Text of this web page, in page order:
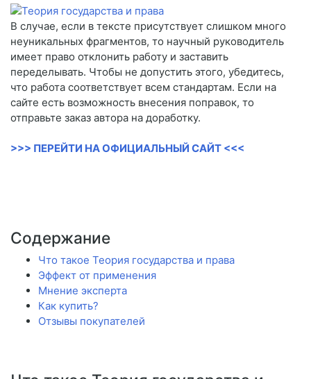
В случае, если в тексте присутствует слишком много
неуникальных фрагментов, то научный руководитель
имеет право отклонить работу и заставить
переделывать. Чтобы не допустить этого, убедитесь,
что работа соответствует всем стандартам. Если на
сайте есть возможность внесения поправок, то
отправьте заказ автора на доработку.
>>> ПЕРЕЙТИ НА ОФИЦИАЛЬНЫЙ САЙТ <<<
Содержание
Что такое Теория государства и права
Эффект от применения
Мнение эксперта
Как купить?
Отзывы покупателей